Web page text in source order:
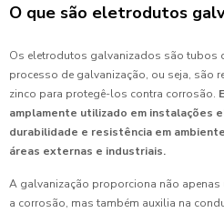
O que são eletrodutos
Os eletrodutos galvanizados são tubos
processo de galvanização, ou seja, são
zinco para protegê-los contra corrosão.
amplamente utilizado em instalações
durabilidade e resistência em
áreas externas e industriais.
A galvanização proporciona não apenas
a corrosão, mas também auxilia na